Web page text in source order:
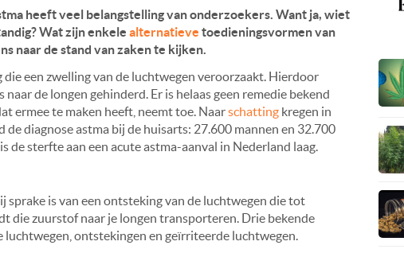
heeft veel belangstelling van onderzoekers. Want ja, wiet
Wat zijn enkele alternatieve toedieningsvormenvan
naar de stand van zaken te kijken.
een zwelling van de luchtwegen veroorzaakt. Hierdoor
de longen gehinderd. Er is helaas geen remedie bekend
ermee te maken heeft, neemt toe. Naarschatting kregen in
diagnose astma bij de huisarts: 27.600 mannen en 32.700
de sterfte aan een acute astma-aanval in Nederland laag.
sprake is van een ontsteking van de luchtwegen die tot
die zuurstof naar je longen transporteren. Drie bekende
luchtwegen, ontstekingen en geïrriteerde luchtwegen.